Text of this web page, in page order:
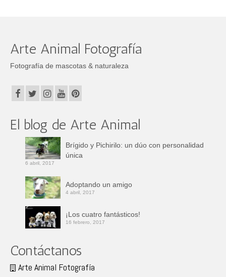
Arte Animal Fotografía
Fotografía de mascotas & naturaleza
El blog de Arte Animal
Brígido y Pichirilo: un dúo con personalidad
única
6 abril, 2017
Adoptando un amigo
4 abril, 2017
¡Los cuatro fantásticos!
16 febrero, 2017
Contáctanos
Arte Animal Fotografía